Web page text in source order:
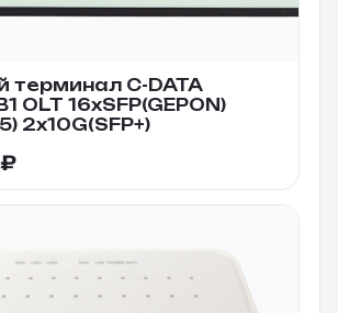
терминал C-DATA
OLT 16xSFP(GEPON)
2x10G(SFP+)
₽